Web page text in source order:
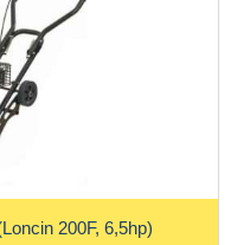
200F, 6,5hp)